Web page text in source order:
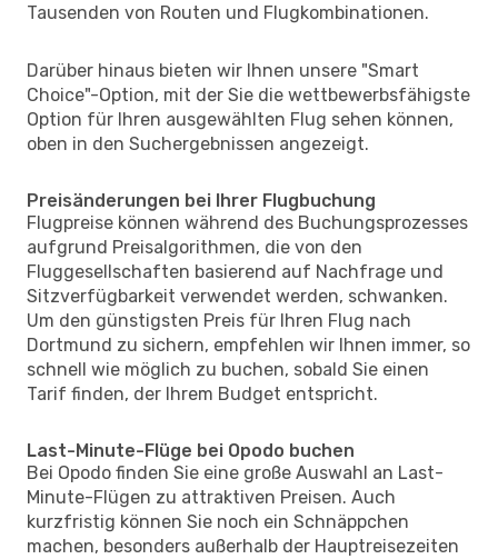
Tausenden von Routen und Flugkombinationen.
Darüber hinaus bieten wir Ihnen unsere "Smart
Choice"-Option, mit der Sie die wettbewerbsfähigste
Option für Ihren ausgewählten Flug sehen können,
oben in den Suchergebnissen angezeigt.
Preisänderungen bei Ihrer Flugbuchung
Flugpreise können während des Buchungsprozesses
aufgrund Preisalgorithmen, die von den
Fluggesellschaften basierend auf Nachfrage und
Sitzverfügbarkeit verwendet werden, schwanken.
Um den günstigsten Preis für Ihren Flug nach
Dortmund zu sichern, empfehlen wir Ihnen immer, so
schnell wie möglich zu buchen, sobald Sie einen
Tarif finden, der Ihrem Budget entspricht.
Last-Minute-Flüge bei Opodo buchen
Bei Opodo finden Sie eine große Auswahl an Last-
Minute-Flügen zu attraktiven Preisen. Auch
kurzfristig können Sie noch ein Schnäppchen
machen, besonders außerhalb der Hauptreisezeiten